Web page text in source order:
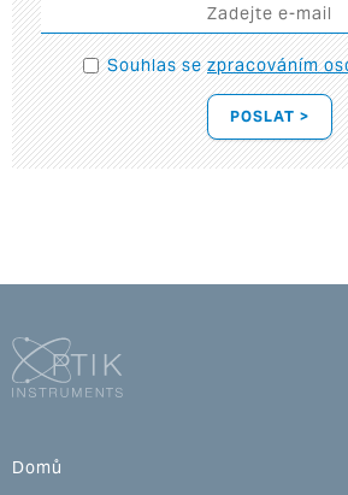
Souhlas sezpracováním
POSLAT >
Domů